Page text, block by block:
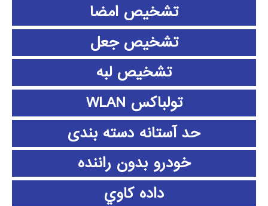
تشخیص امضا
تشخیص جعل
تشخیص لبه
تولباکس WLAN
حد آستانه دسته بندی
خودرو بدون راننده
داده كاوي